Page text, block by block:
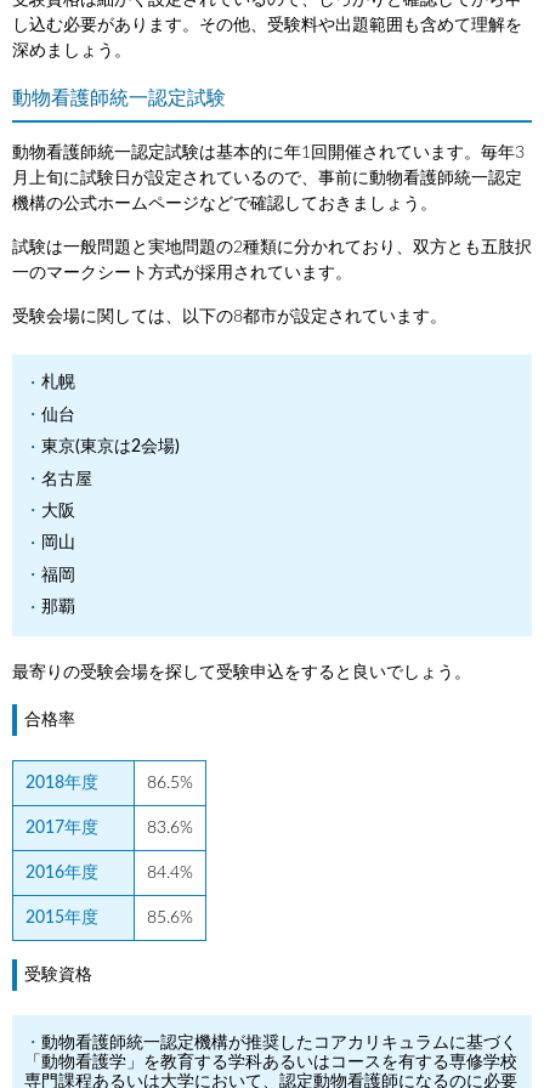
し込む必要があります。その他、受験料や出題範囲も含めて理解を
深めましょう。
動物看護師統一認定試験
動物看護師統一認定試験は基本的に年1回開催されています。毎年3
月上旬に試験日が設定されているので、事前に動物看護師統一認定
機構の公式ホームページなどで確認しておきましょう。
試験は一般問題と実地問題の2種類に分かれており、双方とも五肢択
一のマークシート方式が採用されています。
受験会場に関しては、以下の8都市が設定されています。
札幌
仙台
東京(東京は2会場)
名古屋
大阪
岡山
福岡
那覇
最寄りの受験会場を探して受験申込をすると良いでしょう。
合格率
2018年度 86.5%
2017年度 83.6%
2016年度 84.4%
2015年度 85.6%
受験資格
動物看護師統一認定機構が推奨したコアカリキュラムに基づく
「動物看護学」を教育する学科あるいはコースを有する専修学校
専門課程あるいは大学において、認定動物看護師になるのに必要